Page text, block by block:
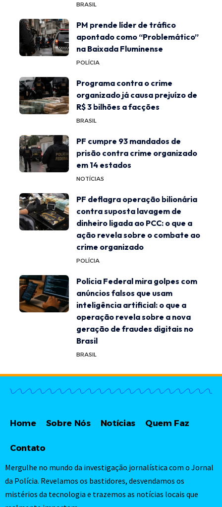
BRASIL
PM prende líder de tráfico
apontado como “Problemático”
na Baixada Fluminense
POLÍCIA
Programa contra o crime
organizado já causa prejuízo de
R$ 3 bilhões a facções
BRASIL
PF cumpre 93 mandados de
prisão contra crime organizado
em 14 estados
NOTÍCIAS
PF deflagra operação bilionária
contra suposta lavagem de
dinheiro ligada ao PCC: o que a
ação revela sobre o combate ao
crime organizado
POLÍCIA
Polícia Federal mira golpes com
anúncios falsos que usam
inteligência artificial: o que a
operação revela sobre a nova
geração de fraudes digitais no
Brasil
BRASIL
Home Sobre Nós Notícias Quem Faz
Contato
Mergulhe no mundo da investigação jornalística com o Jornal
da Polícia. Revelamos os bastidores, desvendamos os
mistérios da tecnologia e trazemos as notícias locais que